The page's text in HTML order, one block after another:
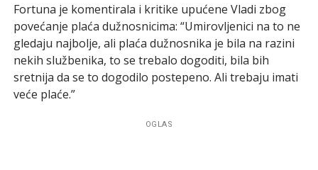
Fortuna je komentirala i kritike upućene Vladi zbog
povećanje plaća dužnosnicima: “Umirovljenici na to ne
gledaju najbolje, ali plaća dužnosnika je bila na razini
nekih službenika, to se trebalo dogoditi, bila bih
sretnija da se to dogodilo postepeno. Ali trebaju imati
veće plaće.”
OGLAS